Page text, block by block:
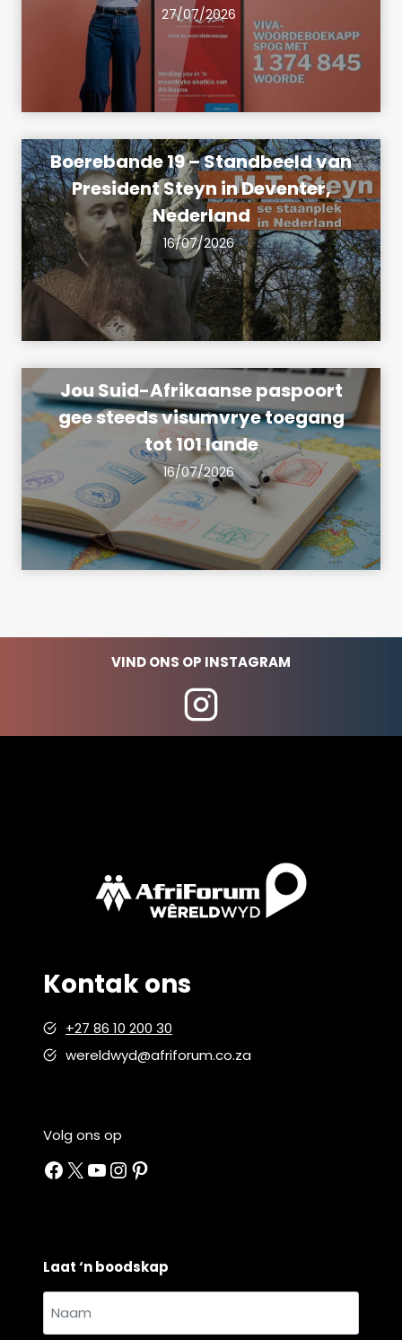
27/07/2026
Boerebande 19 – Standbeeld van
President Steyn in Deventer,
Nederland
16/07/2026
Jou Suid-Afrikaanse paspoort
gee steeds visumvrye toegang
tot 101 lande
16/07/2026
VIND ONS OP INSTAGRAM
Kontak ons
+27 86 10 200 30
wereldwyd@afriforum.co.za
Volg ons op
Facebook
X YouTube
Instagram
Pinterest
Laat ‘n boodskap